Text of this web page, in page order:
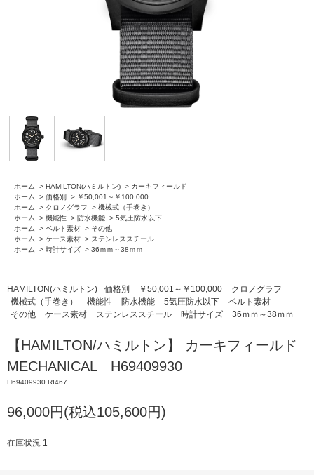
ホーム > HAMILTON(ハミルトン) > カーキフィールド
ホーム
> 価格別 > ￥50,001～￥100,000
ホーム
> クロノグラフ > 機械式（手巻き）
ホーム
> 機能性 > 防水機能 > 5気圧防水以下
ホーム
> ベルト素材 > その他
ホーム
> ケース素材 > ステンレススチール
ホーム
> 時計サイズ > 36ｍｍ～38ｍｍ
HAMILTON(ハミルトン) 価格別 ￥50,001～￥100,000
クロノグラフ
機械式（手巻き）
機能性 防水機能 5気圧防水以下
ベルト素材
その他
ケース素材 ステンレススチール 時計サイズ 36ｍｍ～38ｍｍ
【HAMILTON/ハミルトン】 カーキフィールド
MECHANICAL H69409930
H69409930 RI467
96,000円(税込105,600円)
在庫状況 1